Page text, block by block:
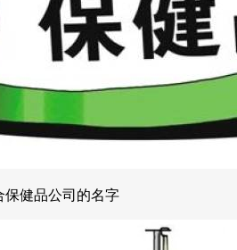
保健品公司的名字